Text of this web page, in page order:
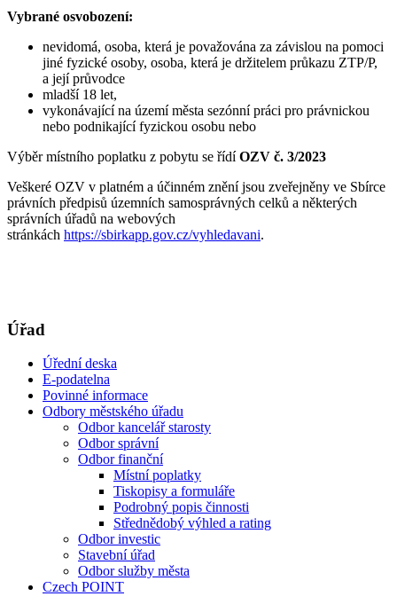
Vybrané osvobození:
nevidomá, osoba, která je považována za závislou na pomoci
jiné fyzické osoby, osoba, která je držitelem průkazu ZTP/P,
a její průvodce
mladší 18 let,
vykonávající na území města sezónní práci pro právnickou
nebo podnikající fyzickou osobu nebo
Výběr místního poplatku z pobytu se řídíOZV č. 3/2023
Veškeré OZV v platném a účinném znění jsou zveřejněny ve Sbírce
právních předpisů územních samosprávných celků a některých
správních úřadů na webových
stránkách https://sbirkapp.gov.cz/vyhledavani.
Úřad
Úřední deska
E-podatelna
Povinné informace
Odbory městského úřadu
Odbor kancelář starosty
Odbor správní
Odbor finanční
Místní poplatky
Tiskopisy a formuláře
Podrobný popis činnosti
Střednědobý výhled a rating
Odbor investic
Stavební úřad
Odbor služby města
Czech POINT